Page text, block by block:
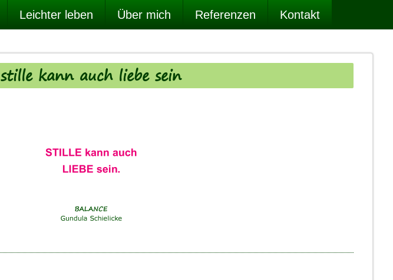
Leichter leben Über mich Referenzen Kontakt
stille kann auch liebe sein